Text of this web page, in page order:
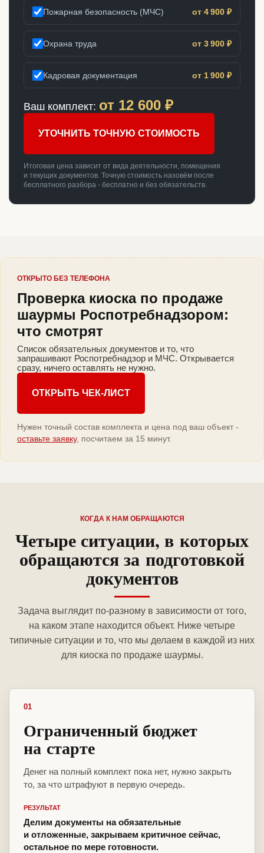
Пожарная безопасность (МЧС) от 4 900 ₽
Охрана труда от 3 900 ₽
Кадровая документация от 1 900 ₽
Ваш комплект: от 12 600 ₽
УТОЧНИТЬ ТОЧНУЮ СТОИМОСТЬ
Итоговая цена зависит от вида деятельности, помещения
и текущих документов. Точную стоимость назовём после
бесплатного разбора - бесплатно и без обязательств.
ОТКРЫТО БЕЗ ТЕЛЕФОНА
Проверка киоска по продаже
шаурмы Роспотребнадзором:
что смотрят
Список обязательных документов и то, что
запрашивают Роспотребнадзор и МЧС. Открывается
сразу, ничего оставлять не нужно.
ОТКРЫТЬ ЧЕК-ЛИСТ
Нужен точный состав комплекта и цена под ваш объект -
оставьте заявку, посчитаем за 15 минут.
КОГДА К НАМ ОБРАЩАЮТСЯ
Четыре ситуации, в которых
обращаются за подготовкой
документов
Задача выглядит по-разному в зависимости от того,
на каком этапе находится объект. Ниже четыре
типичные ситуации и то, что мы делаем в каждой из них
для киоска по продаже шаурмы.
01
Ограниченный бюджет
на старте
Денег на полный комплект пока нет, нужно закрыть
то, за что штрафуют в первую очередь.
РЕЗУЛЬТАТ
Делим документы на обязательные
и отложенные, закрываем критичное сейчас,
остальное по мере готовности.